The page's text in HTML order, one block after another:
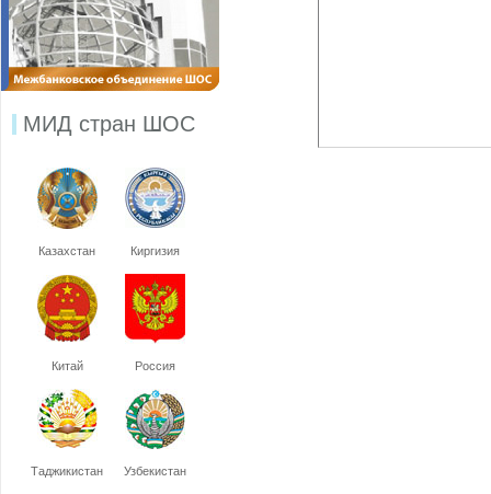
МИД стран ШОС
Казахстан Киргизия
Китай Россия
Таджикистан Узбекистан